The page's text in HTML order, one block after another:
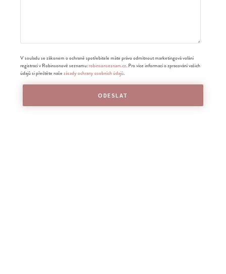
V souladu se zákonem o ochraně spotřebitele máte právo odmítnout marketingová volání
registrací v Robinsonově seznamu:robinsonseznam.cz. Pro více informací o zpracování vašich
údajů si přečtěte naše zásady ochrany osobních údajů.